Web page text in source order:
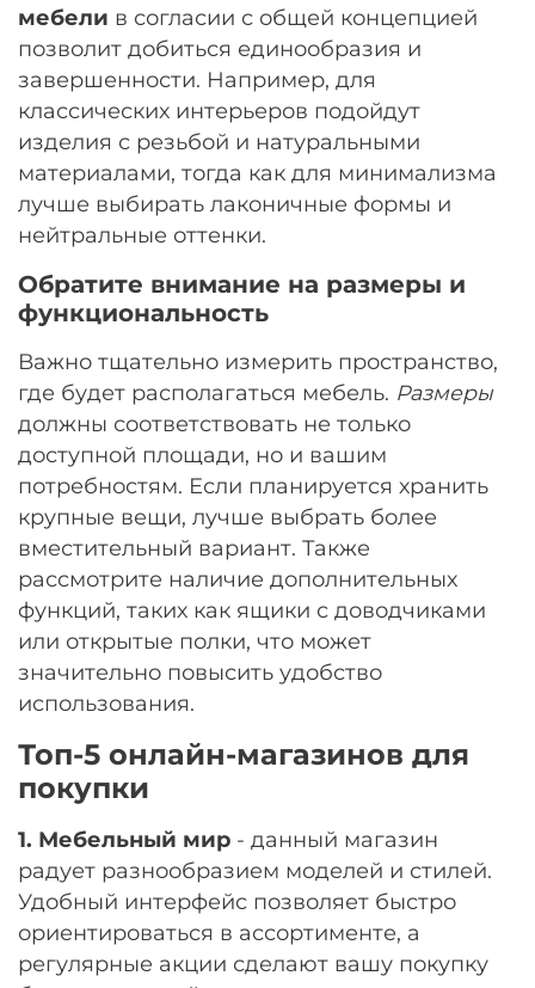
мебели в согласии с общей концепцией
позволит добиться единообразия и
завершенности. Например, для
классических интерьеров подойдут
изделия с резьбой и натуральными
материалами, тогда как для минимализма
лучше выбирать лаконичные формы и
нейтральные оттенки.
Обратите внимание на размеры и
функциональность
Важно тщательно измерить пространство,
где будет располагаться мебель. Размеры
должны соответствовать не только
доступной площади, но и вашим
потребностям. Если планируется хранить
крупные вещи, лучше выбрать более
вместительный вариант. Также
рассмотрите наличие дополнительных
функций, таких как ящики с доводчиками
или открытые полки, что может
значительно повысить удобство
использования.
Топ-5 онлайн-магазинов для
покупки
1. Мебельный мир - данный магазин
радует разнообразием моделей и стилей.
Удобный интерфейс позволяет быстро
ориентироваться в ассортименте, а
регулярные акции сделают вашу покупку